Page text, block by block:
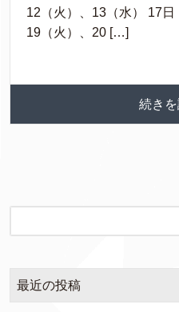
12（火）、13（水） 17日
19（火）、20 […]
続き
最近の投稿